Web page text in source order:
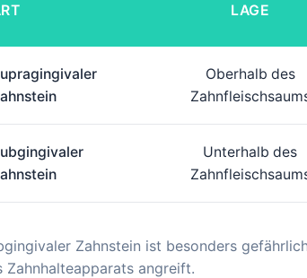
LAGE
Oberhalb des
Unterhalb des
Zahnstein ist besonders
Zahnhalteapparats angreift.